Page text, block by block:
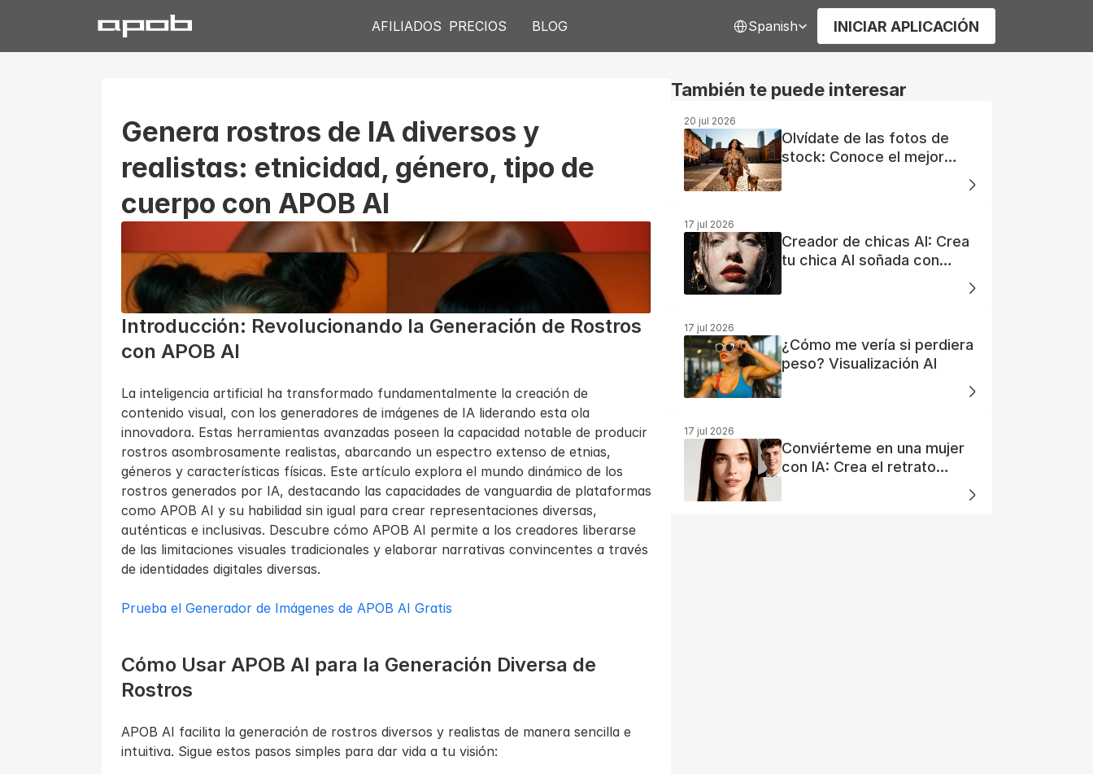
AFILIADOS PRECIOS BLOG Spanish INICIAR APLICACIÓN
Genera rostros de IA diversos y
realistas: etnicidad, género, tipo de
cuerpo con APOB AI
Introducción: Revolucionando la Generación de Rostros
con APOB AI
La inteligencia artificial ha transformado fundamentalmente la creación de
contenido visual, con los generadores de imágenes de IA liderando esta ola
innovadora. Estas herramientas avanzadas poseen la capacidad notable de producir
rostros asombrosamente realistas, abarcando un espectro extenso de etnias,
géneros y características físicas. Este artículo explora el mundo dinámico de los
rostros generados por IA, destacando las capacidades de vanguardia de plataformas
como APOB AI y su habilidad sin igual para crear representaciones diversas,
auténticas e inclusivas. Descubre cómo APOB AI permite a los creadores liberarse
de las limitaciones visuales tradicionales y elaborar narrativas convincentes a través
de identidades digitales diversas.
Prueba el Generador de Imágenes de APOB AI Gratis
Cómo Usar APOB AI para la Generación Diversa de
Rostros
APOB AI facilita la generación de rostros diversos y realistas de manera sencilla e
intuitiva. Sigue estos pasos simples para dar vida a tu visión:
También te puede interesar
20 jul 2026
Olvídate de las fotos de
stock: Conoce el mejor
generador de fotos AI
gratuito
17 jul 2026
Creador de chicas AI: Crea
tu chica AI soñada con
17 jul 2026
¿Cómo me vería si perdiera
peso? Visualización AI
17 jul 2026
Conviérteme en una mujer
con IA: Crea el retrato